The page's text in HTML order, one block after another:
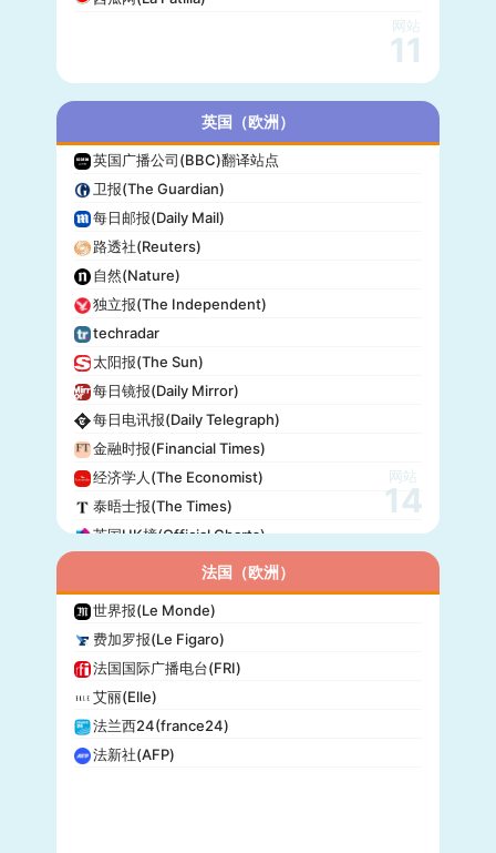
网站
11
英国（欧洲）
英国广播公司(BBC)翻译站点
卫报(The Guardian)
每日邮报(Daily Mail)
路透社(Reuters)
自然(Nature)
独立报(The Independent)
techradar
太阳报(The Sun)
每日镜报(Daily Mirror)
每日电讯报(Daily Telegraph)
金融时报(Financial Times)
经济学人(The Economist)
泰晤士报(The Times)
英国UK榜(Official Charts)
网站
14
法国（欧洲）
世界报(Le Monde)
费加罗报(Le Figaro)
法国国际广播电台(FRI)
艾丽(Elle)
法兰西24(france24)
法新社(AFP)